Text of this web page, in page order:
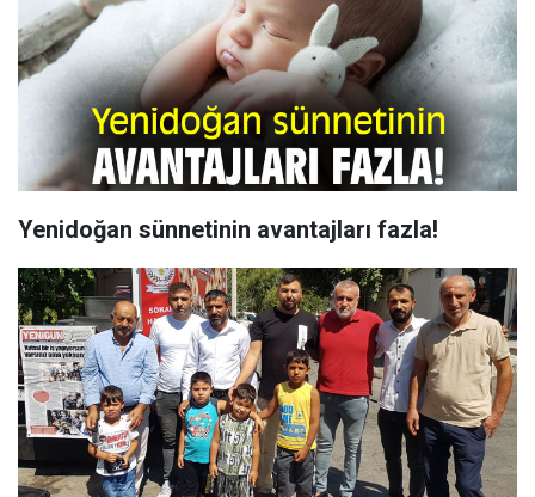
Yenidoğan sünnetinin avantajları fazla!